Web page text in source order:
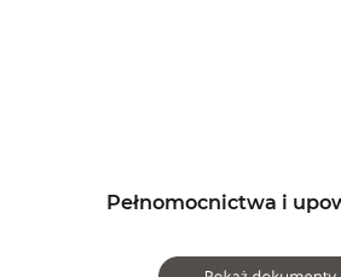
Pełnomocnictwa i